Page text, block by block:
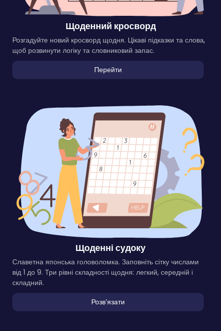
Щоденний кросворд
Розгадуйте новий кросворд щодня. Цікаві підказки та слова,
щоб розвинути логіку та словниковий запас.
Перейти
Щоденні судоку
Славетна японська головоломка. Заповніть сітку числами
від 1 до 9. Три рівні складності щодня: легкий, середній і
складний.
Розвʼязати